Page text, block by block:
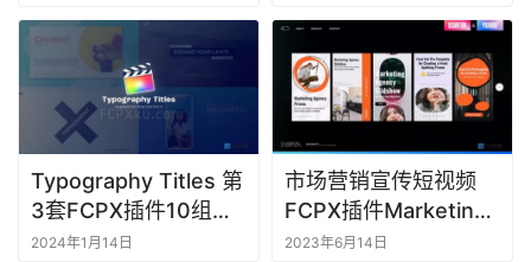
P
M
a
c
Titles
Typography Titles 第
3套FCPX插件10组排
版文字标题动画
2024年1月14日
市场营销宣传短视频
FCPX插件Marketing
Instagram Stories
2023年6月14日